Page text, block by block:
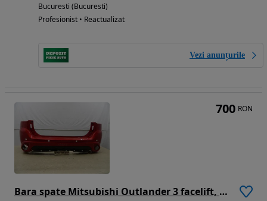
Bucuresti (Bucuresti)
Profesionist • Reactualizat
Vezi anunțurile
Bara spate Mitsubishi Outlander 3 facelift, 2016, 2017, 2018, 2019, 6410C798ZZ
700 RON